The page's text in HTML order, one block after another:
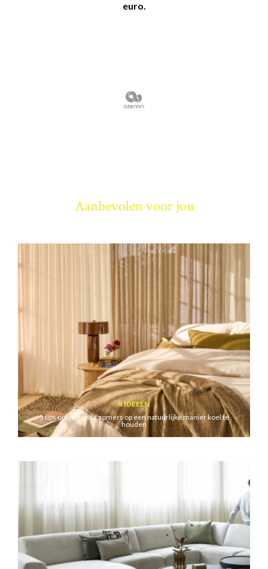
euro.
Aanbevolen voor jou
IDEEËN
5 tips om je huis ‘s zomers op een natuurlijke manier koel te
houden